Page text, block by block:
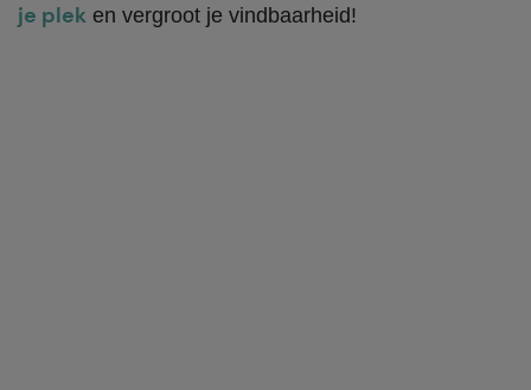
je plek en vergroot je vindbaarheid!